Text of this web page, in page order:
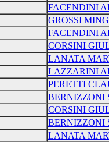
FACENDINI
GROSSI
FACENDINI
CORSINI
LANATA
LAZZARINI
PERETTI
BERNIZZONI
CORSINI
BERNIZZONI
LANATA